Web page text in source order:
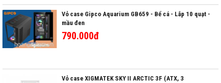
Vỏ case Gipco Aquarium GB659 - Bể cá - Lắp 10 quạt -
mầu đen
790.000đ
Vỏ case XIGMATEK SKY II ARCTIC 3F (ATX, 3